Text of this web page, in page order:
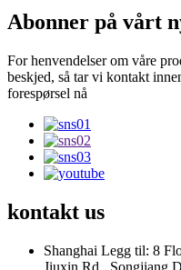
Abonner på vårt
For henvendelser om våre
beskjed, så tar vi kontakt
forespørsel nå
kontakt us
Shanghai Legg til: 8